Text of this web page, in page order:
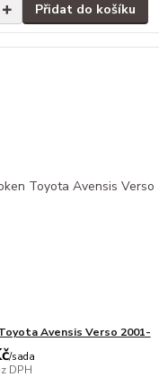
Přidat do košíku
Avensis Verso 2001-
/sada
DPH